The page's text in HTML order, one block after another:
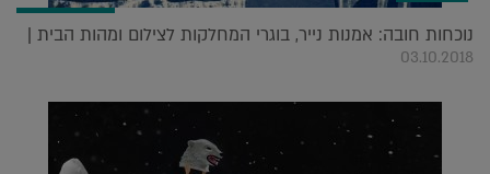
נוכחות חובה: אמנות נייר, בוגרי המחלקות לצילום ומהות הבית |
03.10.2018